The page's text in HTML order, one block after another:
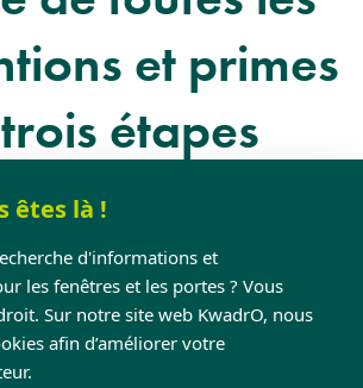
êtes là !
d'informations et
les fenêtres et les portes ? Vous
Sur notre site web KwadrO, nous
afin d’améliorer votre
et primes
étapes